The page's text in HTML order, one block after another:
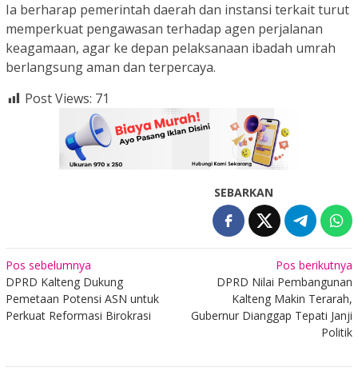
Ia berharap pemerintah daerah dan instansi terkait turut
memperkuat pengawasan terhadap agen perjalanan
keagamaan, agar ke depan pelaksanaan ibadah umrah
berlangsung aman dan terpercaya.
Post Views: 71
SEBARKAN
Navigasi
pos
Pos sebelumnya
DPRD Kalteng Dukung
Pemetaan Potensi ASN untuk
Perkuat Reformasi Birokrasi
Pos berikutnya
DPRD Nilai Pembangunan
Kalteng Makin Terarah,
Gubernur Dianggap Tepati Janji
Politik